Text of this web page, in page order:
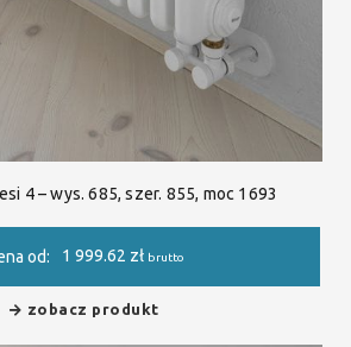
4 – wys. 685, szer. 855, moc 1693
od: 1 999.62 zł brutto
zobacz produkt